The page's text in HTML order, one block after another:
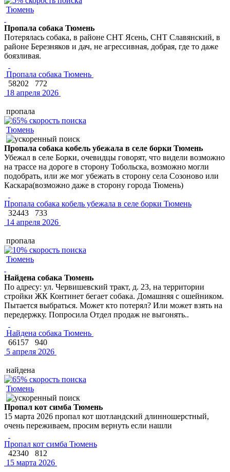
Тюмень
Пропала собака Тюмень
Потерялась собака, в районе СНТ Ясень, СНТ Славянский, в
районе Березняков и дач, не агрессивная, добрая, где то даже
боязливая.
Пропала собака Тюмень
58202
772
18 апреля 2026
пропала
Тюмень
Пропала собака кобель убежала в селе борки Тюмень
Убежал в селе Борки, очевидцы говорят, что видели возможно
на трассе на дороге в сторону Тобольска, возможно могли
подобрать, или же мог убежать в сторону села Созоново или
Каскара(возможно даже в сторону города Тюмень)
Пропала собака кобель убежала в селе борки Тюмень
32443
733
14 апреля 2026
пропала
Тюмень
Найдена собака Тюмень
По адресу: ул. Червишевский тракт, д. 23, на территории
стройки ЖК Континет бегает собака. Домашняя с ошейником.
Пытается выбраться. Может кто потерял? Или может взять на
передержку. Попросила Отдел продаж не выгонять..
Найдена собака Тюмень
66157
940
5 апреля 2026
найдена
Тюмень
Пропал кот симба Тюмень
15 марта 2026 пропал кот шотландский длинношерстный,
очень переживаем, просим вернуть если нашли
Пропал кот симба Тюмень
42340
812
15 марта 2026